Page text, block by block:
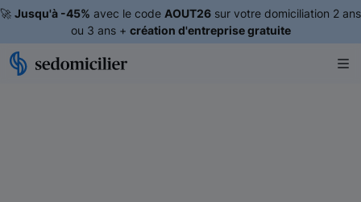
🚀 Jusqu'à -45% avec le code AOUT26 sur votre domiciliation 2 ans
ou 3 ans + création d'entreprise gratuite